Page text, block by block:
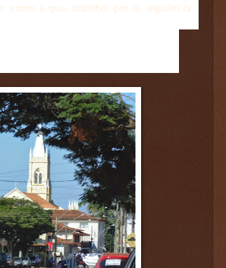
como é que, sozinho, por si, alguém ia